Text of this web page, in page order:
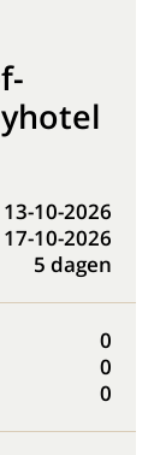
13-10-2026
17-10-2026
5 dagen
0
0
0